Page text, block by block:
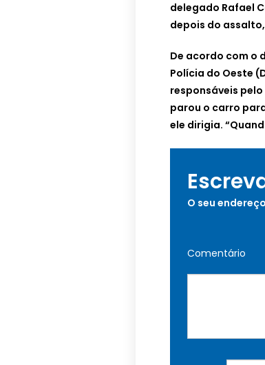
delegado Rafael
depois do
De acordo com o
Polícia do Oeste
responsáveis
parou o carro
ele dirigia.
O seu
Comentário